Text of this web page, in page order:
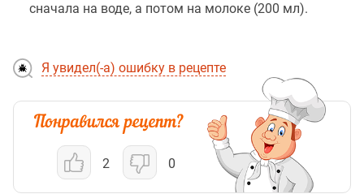
сначала на воде, а потом на молоке (200 мл).
Я увидел(-а) ошибку в рецепте
2 0